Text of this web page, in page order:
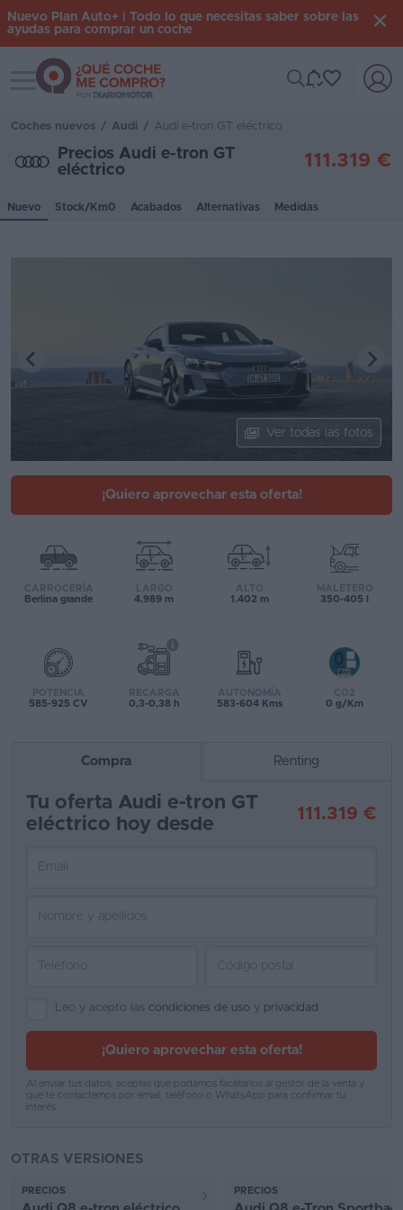
Iniciar
Coches
Stock
KM
Ofertas
Asistente
Comparador
Vender
Blog
Ventas
de
2026
Nuevo Plan Auto+ | Todo lo que necesitas saber sobre las
ayudas para comprar un coche
Toggle navigation
Coches nuevos / Audi / Audi e-tron GT eléctrico
Precios Audi e-tron GT
eléctrico
111.319 €
Nuevo Stock/Km0 Acabados Alternativas Medidas
Ver todas las fotos
¡Quiero aprovechar esta oferta!
CARROCERÍA
Berlina grande
LARGO
4.989 m
ALTO
1.402 m
MALETERO
350-405 l
POTENCIA
585-925 CV
RECARGA
0,3-0,38 h
AUTONOMÍA
583-604 Kms
CO2
0 g/Km
Compra Renting
Tu oferta Audi e-tron GT
eléctrico hoy desde
111.319 €
Leo y acepto las condiciones de uso y privacidad
¡Quiero aprovechar esta oferta!
Al enviar tus datos, aceptas que podamos facilitarlos al gestor de la venta y
que te contactemos por email, teléfono o WhatsApp para confirmar tu
interés.
OTRAS VERSIONES
PRECIOS PRECIOS